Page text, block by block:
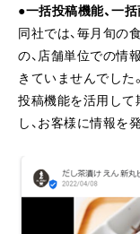
●一括投稿機能、一
同社では、毎月旬の
の、店舗単位での情
きていませんでした
投稿機能を活用し
し、お客様に情報を